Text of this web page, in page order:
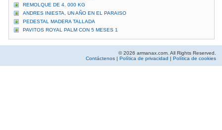
REMOLQUE DE 4. 000 KG
ANDRES INIESTA, UN AÑO EN EL PARAISO
PEDESTAL MADERA TALLADA
PAVITOS ROYAL PALM CON 5 MESES 1
© 2026 armanax.com. All Rights Reserved.
Contáctenos | Política de privacidad | Política de cookies